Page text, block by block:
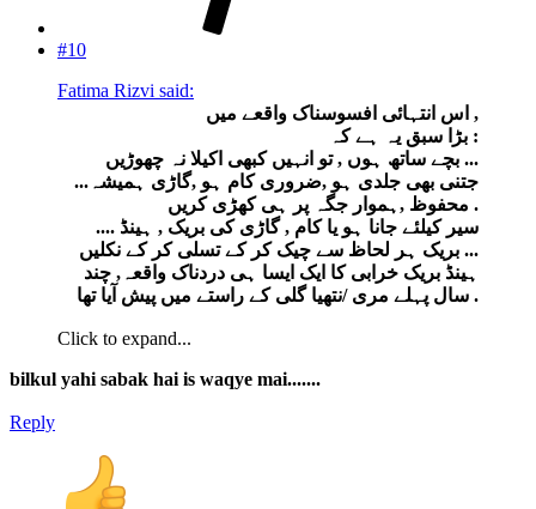
#10
Fatima Rizvi said:
اس انتہائی افسوسناک واقعے میں ,
بڑا سبق یہ ہے کہ :
بچے ساتھ ہوں , تو انہیں کبھی اکیلا نہ چھوڑیں ...
...جتنی بھی جلدی ہو ,ضروری کام ہو ,گاڑی ہمیشہ
محفوظ ,ہموار جگہ پر ہی کھڑی کریں .
.... سیر کیلئے جانا ہو یا کام , گاڑی کی بریک , ہینڈ
بریک ہر لحاظ سے چیک کر کے تسلی کر کے نکلیں ...
ہینڈ بریک خرابی کا ایک ایسا ہی دردناک واقعہ, چند
سال پہلے مری /نتھیا گلی کے راستے میں پیش آیا تھا .
Click to expand...
bilkul yahi sabak hai is waqye mai.......
Reply